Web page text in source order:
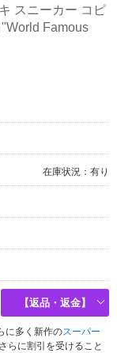
スニーカー コピ
Famous
在庫状況：有り
【返品・返金】
に多く新作のスーパー
らに割引を受けること